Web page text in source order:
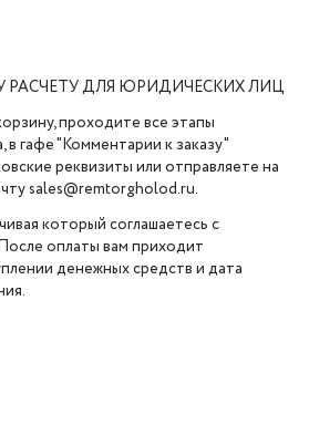
РАСЧЕТУ ДЛЯ ЮРИДИЧЕСКИХ ЛИЦ
проходите все этапы
в гафе "Комментарии к заказу"
реквизиты или отправляете на
sales@remtorgholod.ru.
который соглашаетесь с
оплаты вам приходит
денежных средств и дата